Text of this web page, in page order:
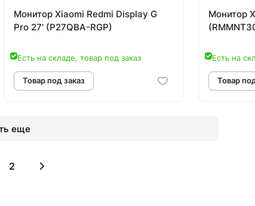
Монитор Xiaomi Redmi Display G
Pro 27' (P27QBA-RGP)
Есть на складе, товар под заказ
Монитор
Есть на
еще
2